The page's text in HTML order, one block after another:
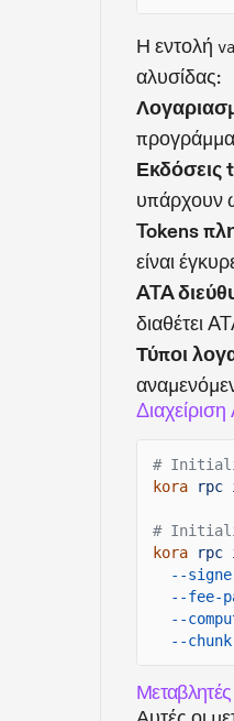
Η εντολή
αλυσίδας:
Εκδόσεις
υπάρχουν
Tokens
είναι
ATA
διαθέτει
Τύποι
#
kora
rpc
#
kora
rpc
--
--fee-
--
--